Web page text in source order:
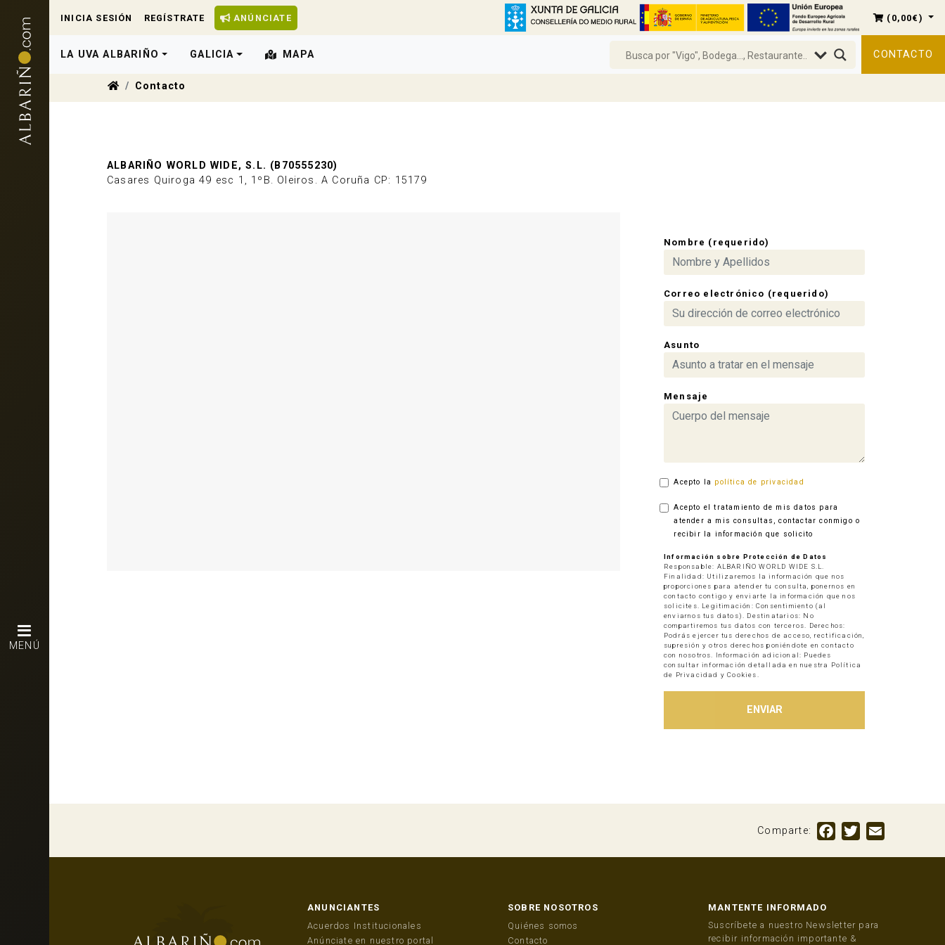
MENÚ
INICIA SESIÓN REGÍSTRATE ANÚNCIATE ( 0,00€ )
LA UVA ALBARIÑO GALICIA MAPA CONTACTO
Contacto
ALBARIÑO WORLD WIDE, S.L. (B70555230)
Casares Quiroga 49 esc 1, 1ºB. Oleiros. A Coruña CP: 15179
Nombre (requerido)
Correo electrónico (requerido)
Asunto
Mensaje
Acepto la política de privacidad
Acepto el tratamiento de mis datos para
atender a mis consultas, contactar conmigo o
recibir la información que solicito
Información sobre Protección de Datos
Responsable: ALBARIÑO WORLD WIDE S.L.
Finalidad: Utilizaremos la información que nos
proporciones para atender tu consulta, ponernos en
contacto contigo y enviarte la información que nos
solicites. Legitimación: Consentimiento (al
enviarnos tus datos). Destinatarios: No
compartiremos tus datos con terceros. Derechos:
Podrás ejercer tus derechos de acceso, rectificación,
supresión y otros derechos poniéndote en contacto
con nosotros. Información adicional: Puedes
consultar información detallada en nuestra Política
de Privacidad y Cookies.
Comparte: Facebook
Twitter
ANUNCIANTES
Acuerdos Institucionales
Anúnciate en nuestro portal
SOBRE NOSOTROS
Quiénes somos
Contacto
MANTENTE INFORMADO
Suscríbete a nuestro Newsletter para
recibir información importante &